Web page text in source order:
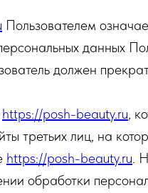
Пользователем
данных
должен
https://posh-beauty.ru,
третьих лиц, на
https://posh-beauty.ru.
обработки